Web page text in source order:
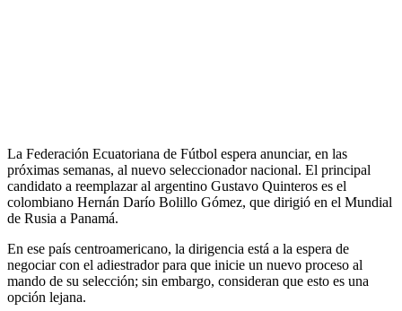
La Federación Ecuatoriana de Fútbol espera anunciar, en las
próximas semanas, al nuevo seleccionador nacional. El principal
candidato a reemplazar al argentino Gustavo Quinteros es el
colombiano Hernán Darío Bolillo Gómez, que dirigió en el Mundial
de Rusia a Panamá.
En ese país centroamericano, la dirigencia está a la espera de
negociar con el adiestrador para que inicie un nuevo proceso al
mando de su selección; sin embargo, consideran que esto es una
opción lejana.